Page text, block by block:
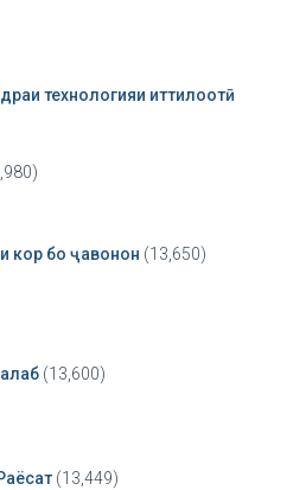
технологияи иттилоотӣ
кор бо ҷавонон (13,650)
(13,600)
(13,449)